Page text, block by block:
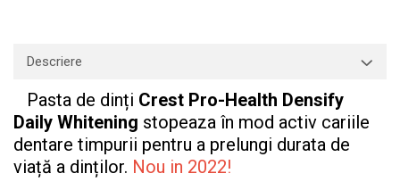
Descriere
Pasta de dinți Crest Pro-Health Densify
Daily Whitening stopeaza în mod activ cariile
dentare timpurii pentru a prelungi durata de
viață a dinților. Nou in 2022!